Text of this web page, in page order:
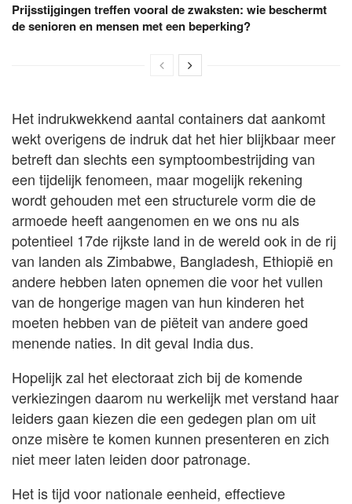
Prijsstijgingen treffen vooral de zwaksten: wie beschermt
de senioren en mensen met een beperking?
Het indrukwekkend aantal containers dat aankomt
wekt overigens de indruk dat het hier blijkbaar meer
betreft dan slechts een symptoombestrijding van
een tijdelijk fenomeen, maar mogelijk rekening
wordt gehouden met een structurele vorm die de
armoede heeft aangenomen en we ons nu als
potentieel 17de rijkste land in de wereld ook in de rij
van landen als Zimbabwe, Bangladesh, Ethiopië en
andere hebben laten opnemen die voor het vullen
van de hongerige magen van hun kinderen het
moeten hebben van de piëteit van andere goed
menende naties. In dit geval India dus.
Hopelijk zal het electoraat zich bij de komende
verkiezingen daarom nu werkelijk met verstand haar
leiders gaan kiezen die een gedegen plan om uit
onze misère te komen kunnen presenteren en zich
niet meer laten leiden door patronage.
Het is tijd voor nationale eenheid, effectieve